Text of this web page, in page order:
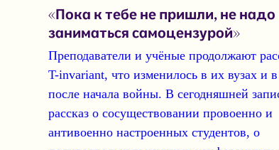
«Пока к тебе не пришли, не надо
заниматься самоцензурой»
Преподаватели и учёные продолжают
T-invariant, что изменилось в их вузах и
после начала войны. В сегодняшней
рассказ о сосуществованиипровоенно и
антивоенно настроенных студентов, о